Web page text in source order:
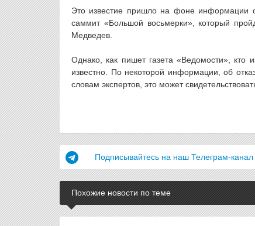
Это известие пришло на фоне информации
саммит «Большой восьмерки», который
Медведев.
Однако, как пишет газета «Ведомости», кто
известно. По некоторой информации, об
словам экспертов, это может
Подписывайтесь на наш Телеграм-канал
Похожие новости по теме